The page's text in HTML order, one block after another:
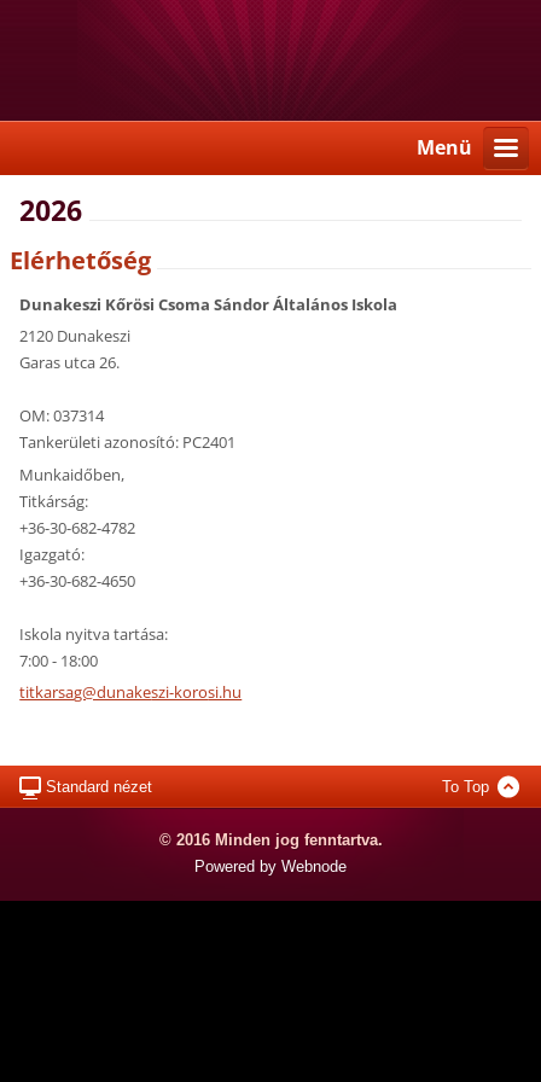
Menü
2026
Elérhetőség
Dunakeszi Kőrösi Csoma Sándor Általános Iskola
2120 Dunakeszi
Garas utca 26.
OM: 037314
Tankerületi azonosító: PC2401
Munkaidőben,
Titkárság:
+36-30-682-4782
Igazgató:
+36-30-682-4650
Iskola nyitva tartása:
7:00 - 18:00
titkarsag@dunakeszi-korosi.hu
Standard nézet To Top
© 2016 Minden jog fenntartva.
Powered by Webnode